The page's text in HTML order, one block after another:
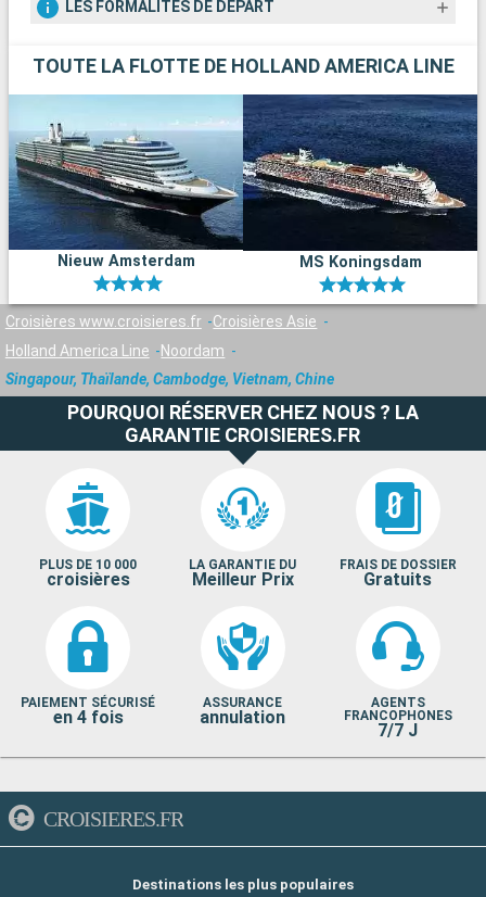
LES FORMALITÉS DE DÉPART
TOUTE LA FLOTTE DE HOLLAND AMERICA LINE
Nieuw Amsterdam MS Koningsdam
Croisières www.croisieres.fr
Croisières Asie
Holland America Line
Noordam
Singapour, Thaïlande, Cambodge, Vietnam, Chine
POURQUOI RÉSERVER CHEZ NOUS ? LA
GARANTIE CROISIERES.FR
PLUS DE 10 000
croisières
LA GARANTIE DU
Meilleur Prix
FRAIS DE DOSSIER
Gratuits
PAIEMENT SÉCURISÉ
en 4 fois
ASSURANCE
annulation
AGENTS
FRANCOPHONES
7/7 J
CROISIERES.FR
Destinations les plus populaires